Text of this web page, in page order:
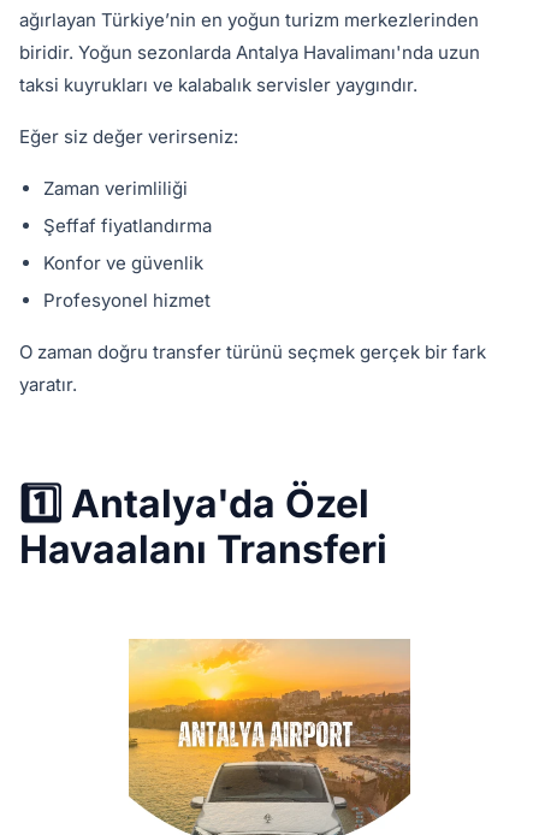
ağırlayan Türkiye’nin en yoğun turizm merkezlerinden
biridir. Yoğun sezonlarda Antalya Havalimanı'nda uzun
taksi kuyrukları ve kalabalık servisler yaygındır.
Eğer siz değer verirseniz:
Zaman verimliliği
Şeffaf fiyatlandırma
Konfor ve güvenlik
Profesyonel hizmet
O zaman doğru transfer türünü seçmek gerçek bir fark
yaratır.
1️⃣ Antalya'da Özel
Havaalanı Transferi